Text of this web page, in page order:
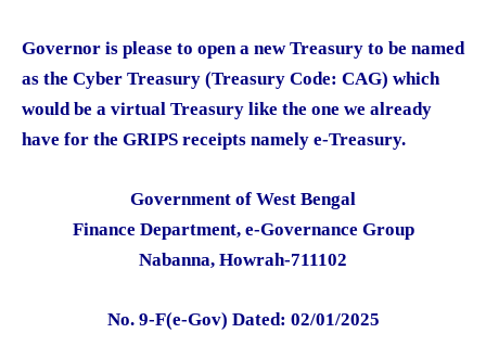
Governor is please to open a new Treasury to be named
as the Cyber Treasury (Treasury Code: CAG) which
would be a virtual Treasury like the one we already
have for the GRIPS receipts namely e-Treasury.
Government of West Bengal
Finance Department, e-Governance Group
Nabanna, Howrah-711102
No. 9-F(e-Gov) Dated: 02/01/2025